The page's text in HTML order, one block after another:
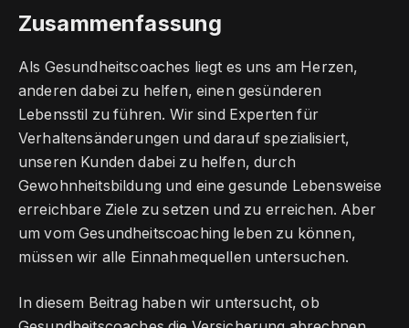
Zusammenfassung
Als Gesundheitscoaches liegt es uns am Herzen,
anderen dabei zu helfen, einen gesünderen
Lebensstil zu führen. Wir sind Experten für
Verhaltensänderungen und darauf spezialisiert,
unseren Kunden dabei zu helfen, durch
Gewohnheitsbildung und eine gesunde Lebensweise
erreichbare Ziele zu setzen und zu erreichen. Aber
um vom Gesundheitscoaching leben zu können,
müssen wir alle Einnahmequellen untersuchen.
In diesem Beitrag haben wir untersucht, ob